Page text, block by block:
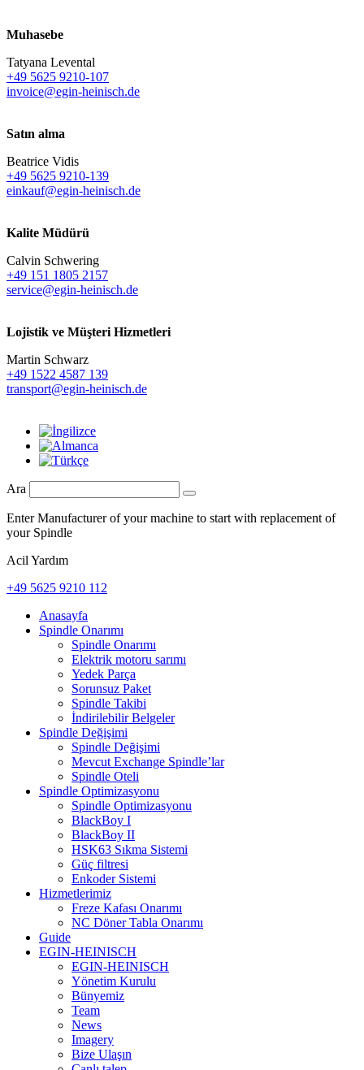
Muhasebe
Tatyana Levental
+49 5625 9210-107
invoice@egin-heinisch.de
Satın alma
Beatrice Vidis
+49 5625 9210-139
einkauf@egin-heinisch.de
Kalite Müdürü
Calvin Schwering
+49 151 1805 2157
service@egin-heinisch.de
Lojistik ve Müşteri Hizmetleri
Martin Schwarz
+49 1522 4587 139
transport@egin-heinisch.de
Ara
Enter Manufacturer of your machine to start with replacement of
your Spindle
Acil Yardım
+49 5625 9210 112
Anasayfa
Spindle Onarımı
Spindle Onarımı
Elektrik motoru sarımı
Yedek Parça
Sorunsuz Paket
Spindle Takibi
İndirilebilir Belgeler
Spindle Değişimi
Spindle Değişimi
Mevcut Exchange Spindle’lar
Spindle Oteli
Spindle Optimizasyonu
Spindle Optimizasyonu
BlackBoy I
BlackBoy II
HSK63 Sıkma Sistemi
Güç filtresi
Enkoder Sistemi
Hizmetlerimiz
Freze Kafası Onarımı
NC Döner Tabla Onarımı
Guide
EGIN-HEINISCH
EGIN-HEINISCH
Yönetim Kurulu
Bünyemiz
Team
News
Imagery
Bize Ulaşın